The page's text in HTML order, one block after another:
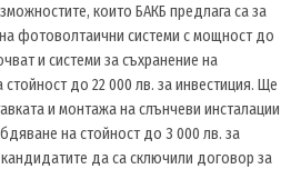
които БАКБ предлага са за
фотоволтаични системи с мощност до
и системи за съхранение на
до 22 000 лв. за инвестиция. Ще
и монтажа на слънчеви инсталации
на стойност до 3 000 лв. за
да са сключили договор за